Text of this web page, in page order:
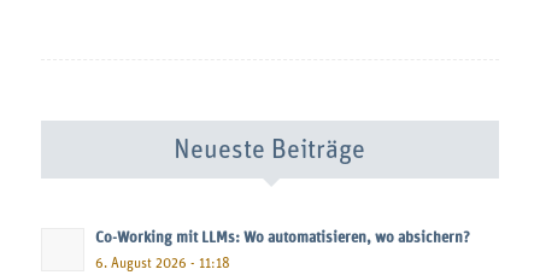
Neueste Beiträge
Co-Working mit LLMs: Wo automatisieren, wo absichern?
6. August 2026 - 11:18